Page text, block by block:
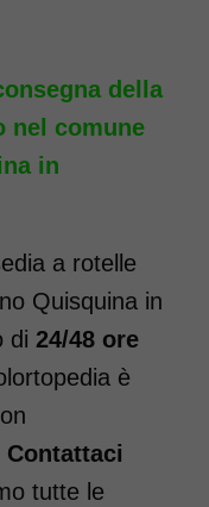
seduta
ha
le
minimo
della
nel comune
in
a rotelle
Quisquina in
di 24/48 ore
è
Contattaci
tutte le